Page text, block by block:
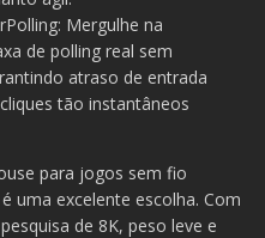
Mergulhe na
de polling real sem
atraso de entrada
tão instantâneos
para jogos sem fio
uma excelente escolha. Com
de 8K, peso leve e